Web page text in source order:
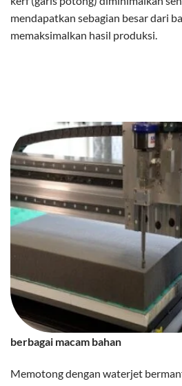
mendapatkan sebagian besar dari
memaksimalkan hasil produksi.
berbagai macam bahan
Memotong dengan waterjet